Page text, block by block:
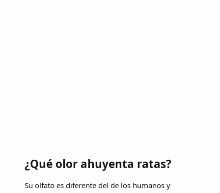
¿Qué olor ahuyenta ratas?
Su olfato es diferente del de los humanos y